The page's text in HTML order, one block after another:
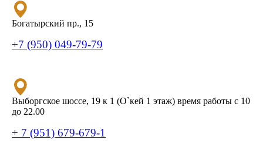
Богатырский пр., 15
+7 (950) 049-79-79
Выборгское шоссе, 19 к 1 (О`кей 1 этаж) время работы с 10
до 22.00
+ 7 (951) 679-679-1